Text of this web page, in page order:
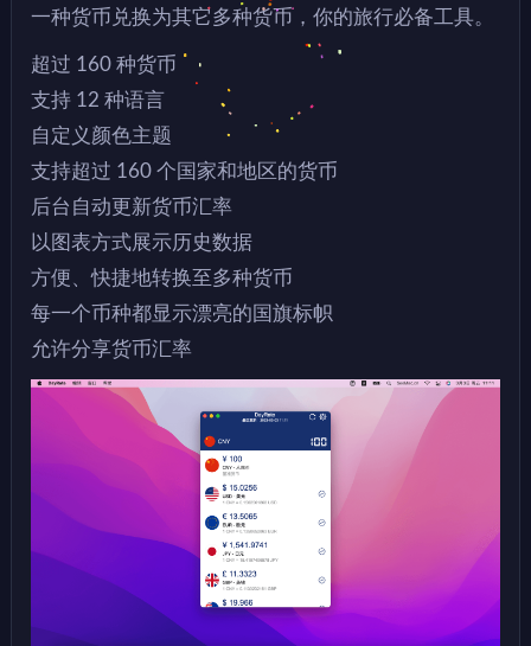
一种货币兑换为其它多种货币，你的旅行必备工具。
超过 160 种货币
支持 12 种语言
自定义颜色主题
支持超过 160 个国家和地区的货币
后台自动更新货币汇率
以图表方式展示历史数据
方便、快捷地转换至多种货币
每一个币种都显示漂亮的国旗标帜
允许分享货币汇率